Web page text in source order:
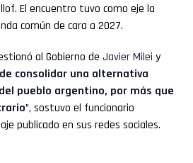
El encuentro tuvo como eje la
común de cara a 2027.
al Gobierno de Javier Milei y
consolidar una alternativa
pueblo argentino, por más que
”, sostuvo el funcionario
publicado en sus redes sociales.